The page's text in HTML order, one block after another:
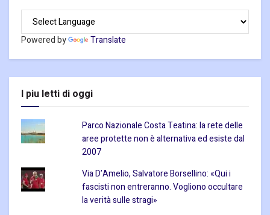
Powered by Translate
I piu letti di oggi
Parco Nazionale Costa Teatina: la rete delle
aree protette non è alternativa ed esiste dal
2007
Via D’Amelio, Salvatore Borsellino: «Qui i
fascisti non entreranno. Vogliono occultare
la verità sulle stragi»